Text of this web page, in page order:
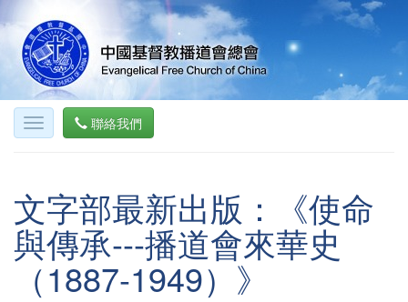
聯絡我們
文字部最新出版：《使命
與傳承---播道會來華史
（1887-1949）》